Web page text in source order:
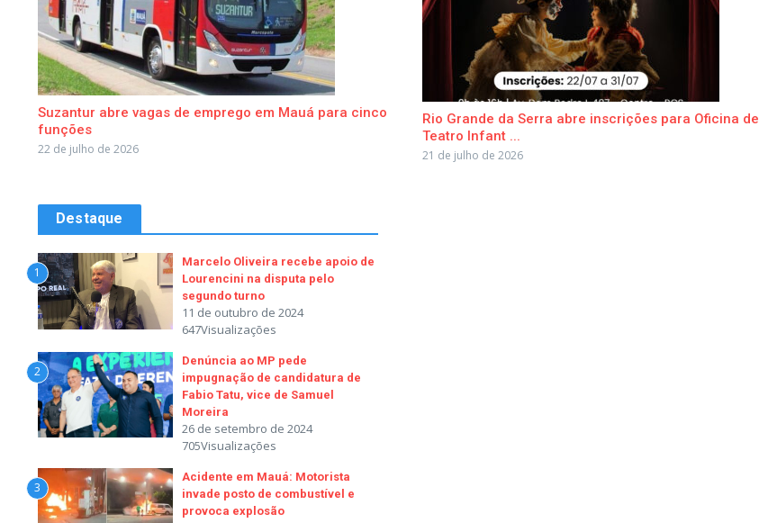
Suzantur abre vagas de emprego em Mauá para cinco
funções
22 de julho de 2026
Rio Grande da Serra abre inscrições para Oficina de
Teatro Infant ...
21 de julho de 2026
Destaque
1
Marcelo Oliveira recebe apoio de
Lourencini na disputa pelo
segundo turno
11 de outubro de 2024
647Visualizações
2
Denúncia ao MP pede
impugnação de candidatura de
Fabio Tatu, vice de Samuel
Moreira
26 de setembro de 2024
705Visualizações
3
Acidente em Mauá: Motorista
invade posto de combustível e
provoca explosão